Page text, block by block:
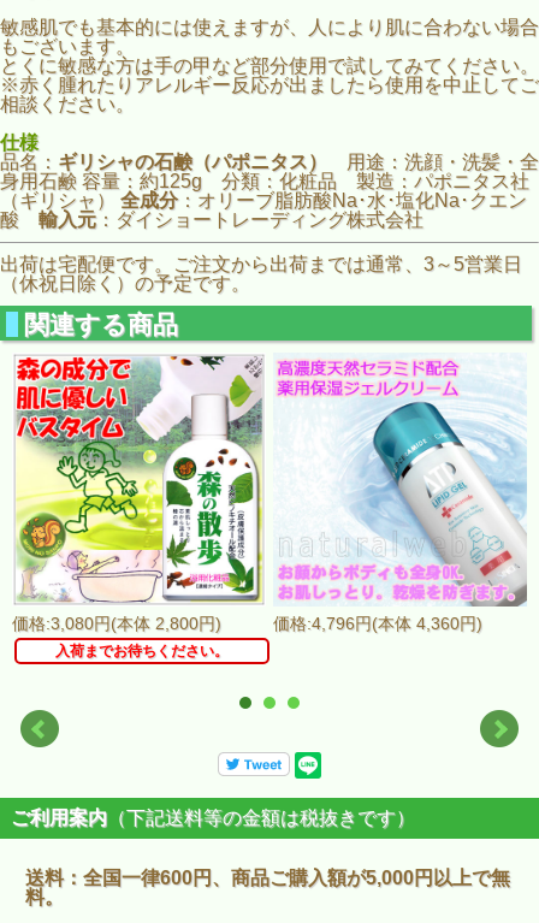
敏感肌でも基本的には使えますが、人により肌に合わない場合
もございます。
とくに敏感な方は手の甲など部分使用で試してみてください。
※赤く腫れたりアレルギー反応が出ましたら使用を中止してご
相談ください。
仕様
品名： ギリシャの石鹸（パポニタス）
用途：洗顔・洗髪・全
身用石鹸 容量：約125g 分類：化粧品 製造：パポニタス社
（ギリシャ） 全成分：オリーブ脂肪酸Na･水･塩化Na･クエン
酸 輸入元：ダイショートレーディング株式会社
出荷は宅配便です。ご注文から出荷までは通常、3～5営業日
（休祝日除く）の予定です。
関連する商品
価格:3,080円(本体 2,800円)
入荷までお待ちください。
価格:4,796円(本体 4,360円)
ご利用案内 （下記送料等の金額は税抜きです）
送料：全国一律600円、商品ご購入額が5,000円以上で無
料。